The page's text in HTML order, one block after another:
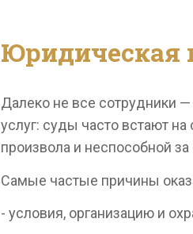
Юридическая
Далеко не все сотрудники —
услуг: суды часто встают на
произвола и неспособной за
Самые частые причины
- условия, организацию и